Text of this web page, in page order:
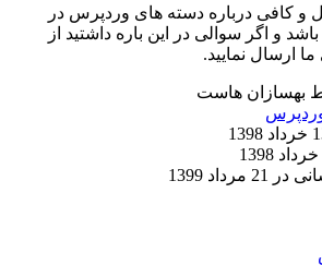
و کافی درباره دسته های وردپرس در
و اگر سوالی در این باره داشتید از
ارسال نمایید.
بهسازان هاست
وردپرس
1399